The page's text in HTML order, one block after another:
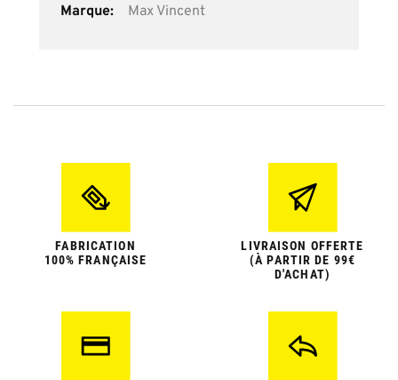
Max Vincent
FABRICATION
100% FRANÇAISE
LIVRAISON OFFERTE
(À PARTIR DE 99€
D'ACHAT)